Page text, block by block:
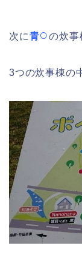
次に青○の炊事
3つの炊事棟の